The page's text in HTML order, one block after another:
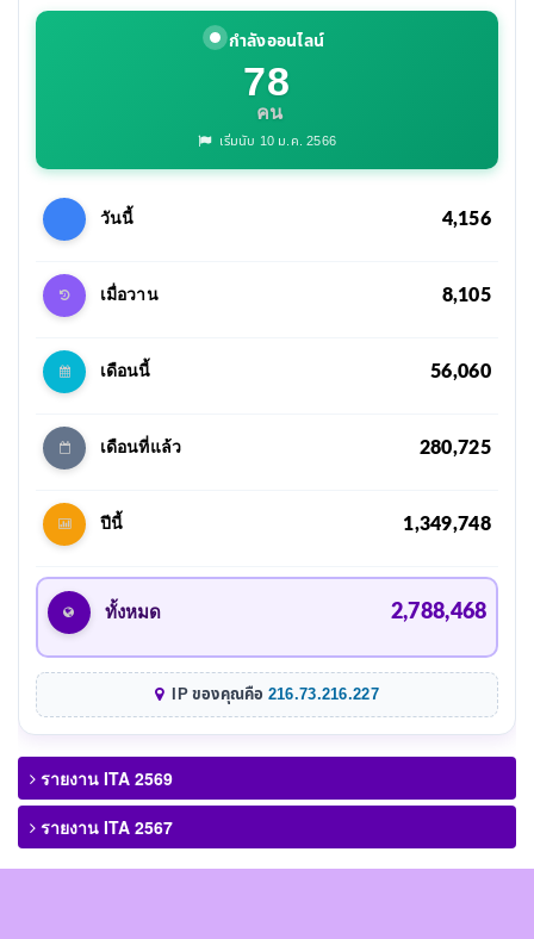
กำลังออนไลน์
78
คน
เริ่มนับ 10 ม.ค. 2566
วันนี้ 4,156
เมื่อวาน 8,105
เดือนนี้ 56,060
เดือนที่แล้ว 280,725
ปีนี้ 1,349,748
ทั้งหมด 2,788,468
IP ของคุณคือ 216.73.216.227
รายงาน ITA 2569
รายงาน ITA 2567